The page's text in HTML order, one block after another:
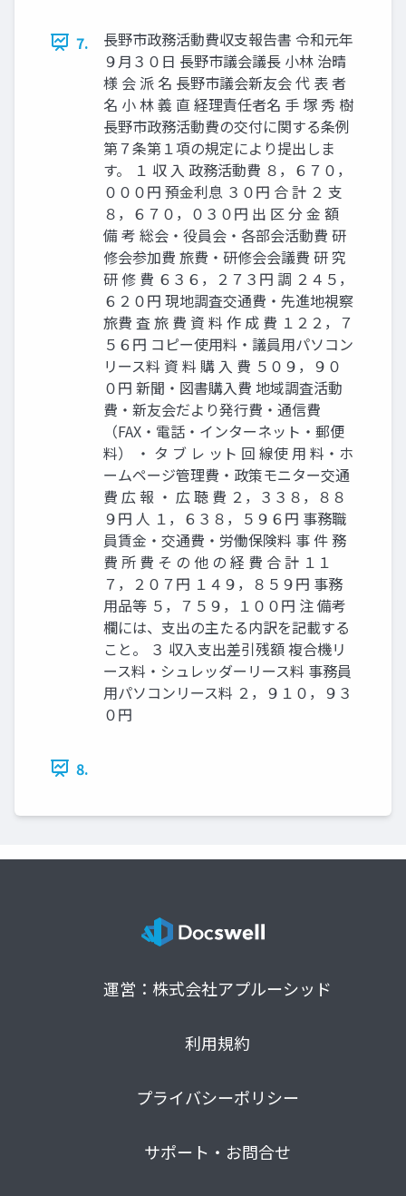
7.
長野市政務活動費収支報告書 令和元年
９月３０日 長野市議会議長 小林 治晴
様 会 派 名 長野市議会新友会 代 表 者
名 小 林 義 直 経理責任者名 手 塚 秀 樹
長野市政務活動費の交付に関する条例
第７条第１項の規定により提出しま
す。 １ 収 入 政務活動費 ８，６７０，
０００円 預金利息 ３０円 合 計 ２ 支
８，６７０，０３０円 出 区 分 金 額
備 考 総会・役員会・各部会活動費 研
修会参加費 旅費・研修会会議費 研 究
研 修 費 ６３６，２７３円 調 ２４５，
６２０円 現地調査交通費・先進地視察
旅費 査 旅 費 資 料 作 成 費 １２２，７
５６円 コピー使用料・議員用パソコン
リース料 資 料 購 入 費 ５０９，９０
０円 新聞・図書購入費 地域調査活動
費・新友会だより発行費・通信費
（FAX・電話・インターネット・郵便
料） ・ タ ブ レ ット 回 線使 用 料・ホ
ームページ管理費・政策モニター交通
費 広 報 ・ 広 聴 費 ２，３３８，８８
９円 人 １，６３８，５９６円 事務職
員賃金・交通費・労働保険料 事 件 務
費 所 費 そ の 他 の 経 費 合 計 １１
７，２０７円 １４９，８５９円 事務
用品等 ５，７５９，１００円 注 備考
欄には、支出の主たる内訳を記載する
こと。 ３ 収入支出差引残額 複合機リ
ース料・シュレッダーリース料 事務員
用パソコンリース料 ２，９１０，９３
０円
8.
運営：株式会社アプルーシッド
利用規約
プライバシーポリシー
サポート・お問合せ